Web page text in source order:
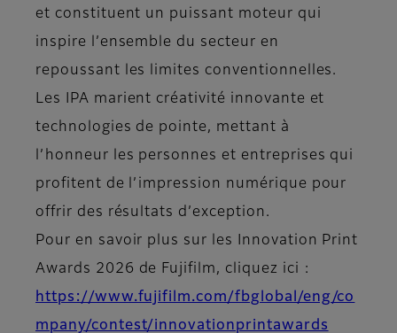
et constituent un puissant moteur qui
inspire l’ensemble du secteur en
repoussant les limites conventionnelles.
Les IPA marient créativité innovante et
technologies de pointe, mettant à
l’honneur les personnes et entreprises qui
profitent de l’impression numérique pour
offrir des résultats d’exception.
Pour en savoir plus sur les Innovation Print
Awards 2026 de Fujifilm, cliquez ici :
https://www.fujifilm.com/fbglobal/eng/co
mpany/contest/innovationprintawards